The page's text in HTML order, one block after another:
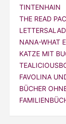
TINTENHAIN
THE READ
LETTERSALAD
NANA-WHAT
KATZE MIT
FAVOLINA
BÜCHER